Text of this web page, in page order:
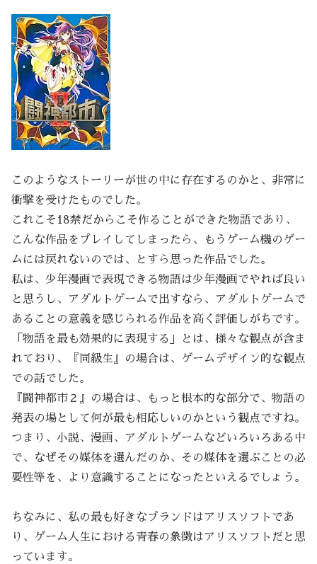
このようなストーリーが世の中に存在するのかと、非常に
衝撃を受けたものでした。
これこそ18禁だからこそ作ることができた物語であり、
こんな作品をプレイしてしまったら、もうゲーム機のゲー
ムには戻れないのでは、とすら思った作品でした。
私は、少年漫画で表現できる物語は少年漫画でやれば良い
と思うし、アダルトゲームで出すなら、アダルトゲームで
あることの意義を感じられる作品を高く評価しがちです。
「物語を最も効果的に表現する」とは、様々な観点が含ま
れており、『同級生』の場合は、ゲームデザイン的な観点
での話でした。
『闘神都市２』の場合は、もっと根本的な部分で、物語の
発表の場として何が最も相応しいのかという観点ですね。
つまり、小説、漫画、アダルトゲームなどいろいろある中
で、なぜその媒体を選んだのか、その媒体を選ぶことの必
要性等を、より意識することになったといえるでしょう。
ちなみに、私の最も好きなブランドはアリスソフトであ
り、ゲーム人生における青春の象徴はアリスソフトだと思
っています。